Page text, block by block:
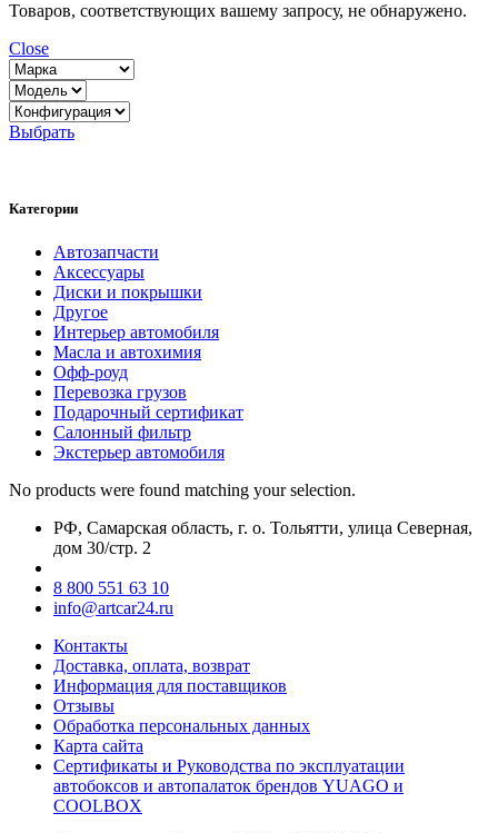
Товаров, соответствующих вашему запросу, не обнаружено.
Close
Выбрать
Категории
Автозапчасти
Аксессуары
Диски и покрышки
Другое
Интерьер автомобиля
Масла и автохимия
Офф-роуд
Перевозка грузов
Подарочный сертификат
Салонный фильтр
Экстерьер автомобиля
No products were found matching your selection.
РФ, Самарская область, г. о. Тольятти, улица Северная,
дом 30/стр. 2
8 800 551 63 10
info@artcar24.ru
Контакты
Доставка, оплата, возврат
Информация для поставщиков
Отзывы
Обработка персональных данных
Карта сайта
Сертификаты и Руководства по эксплуатации
автобоксов и автопалаток брендов YUAGO и
COOLBOX